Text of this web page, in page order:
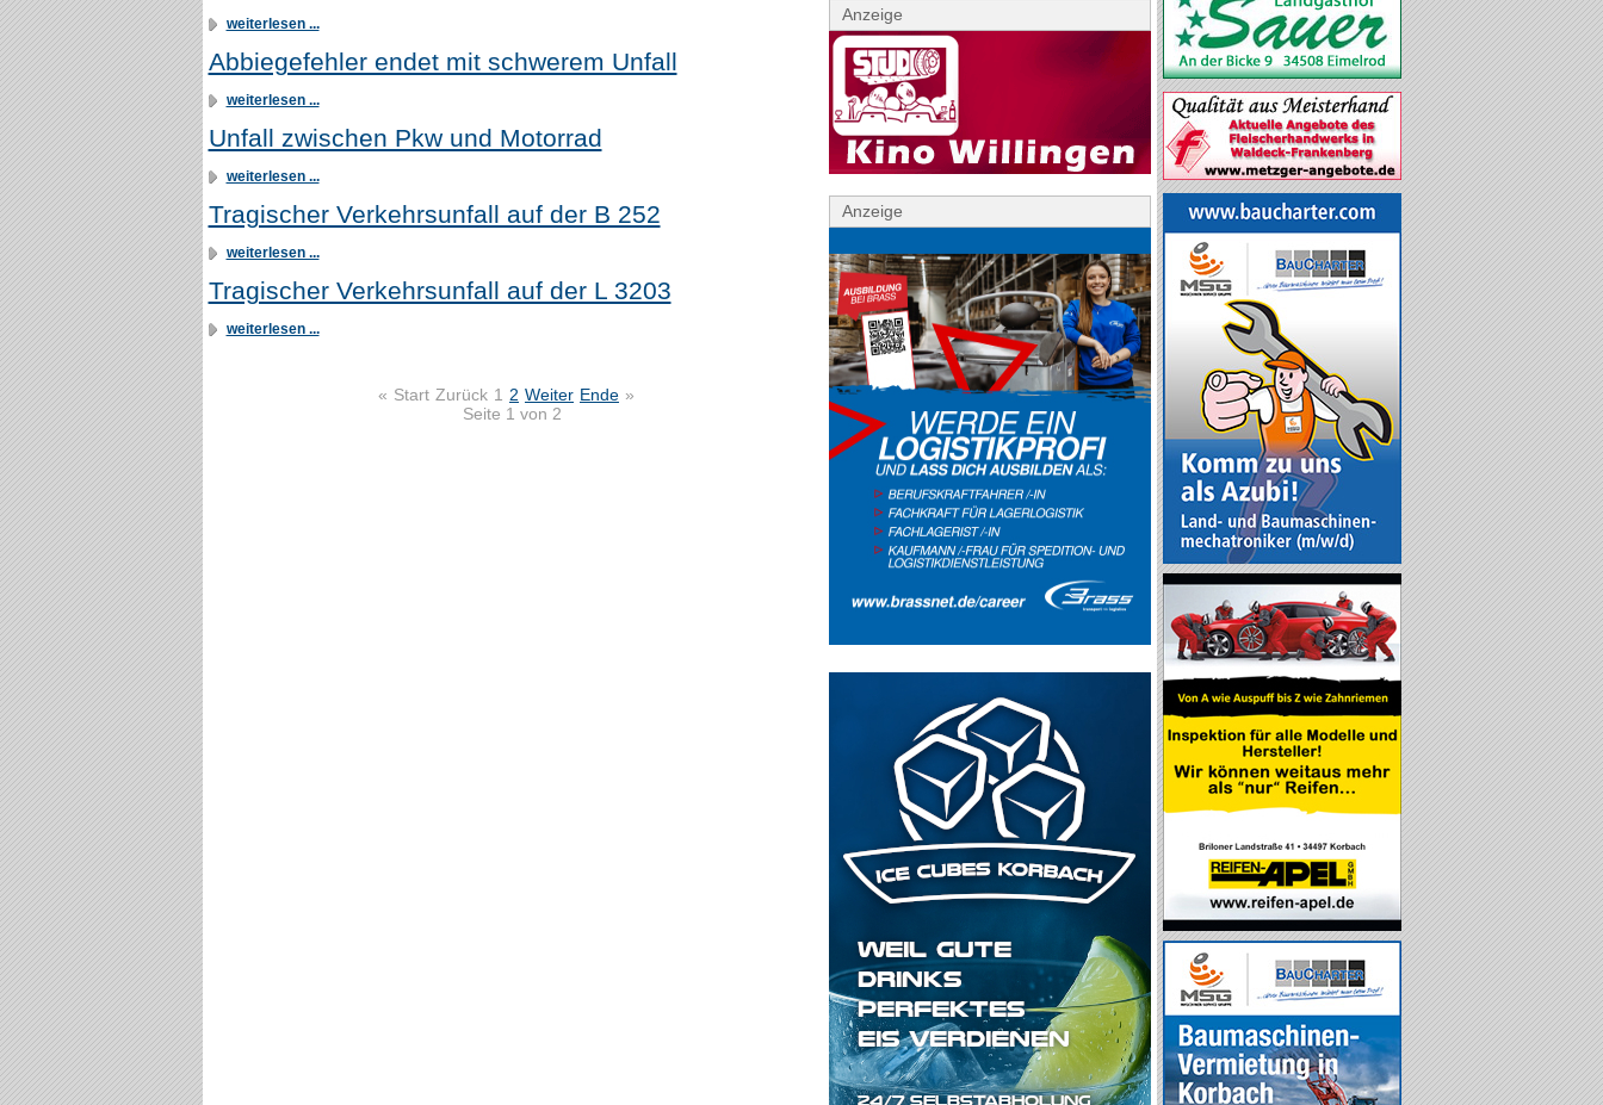
weiterlesen ...
Abbiegefehler endet mit schwerem Unfall
weiterlesen ...
Unfall zwischen Pkw und Motorrad
weiterlesen ...
Tragischer Verkehrsunfall auf der B 252
weiterlesen ...
Tragischer Verkehrsunfall auf der L 3203
weiterlesen ...
« Start Zurück 1 2 Weiter Ende »
Seite 1 von 2
Anzeige
Anzeige